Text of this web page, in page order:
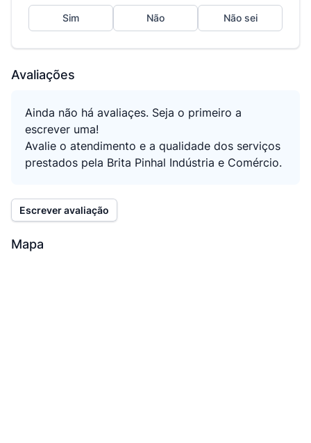
Sim Não Não sei
Avaliações
Ainda não há avaliaçes. Seja o primeiro a
escrever uma!
Avalie o atendimento e a qualidade dos serviços
prestados pela Brita Pinhal Indústria e Comércio.
Escrever avaliação
Mapa